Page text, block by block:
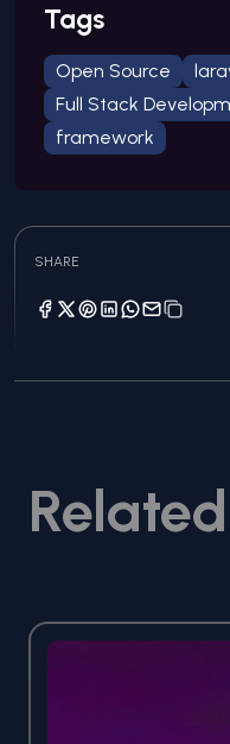
Tags
Open Source
Full Stack
framework
SHARE